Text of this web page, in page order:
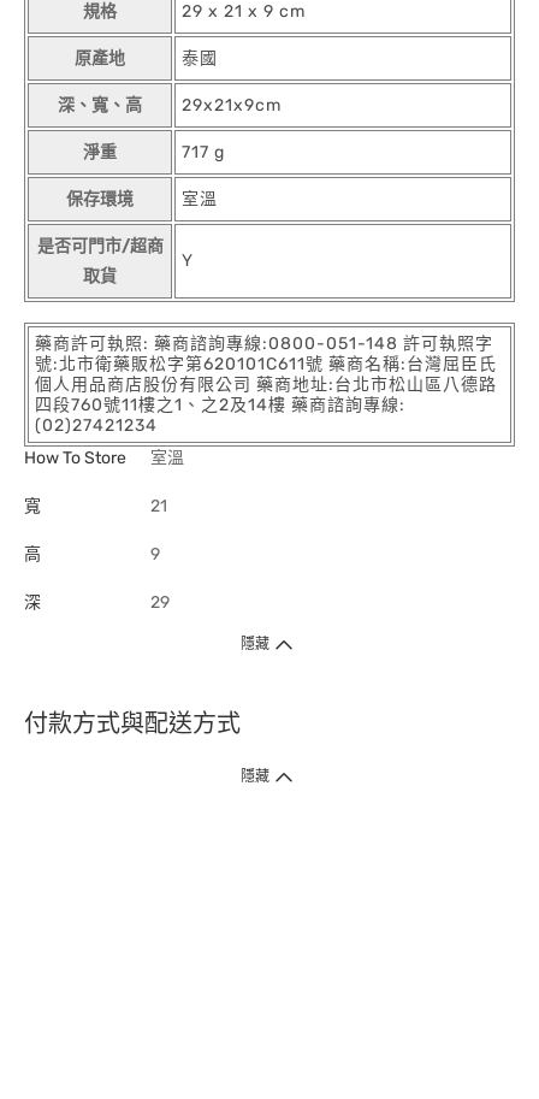
規格 29 x 21 x 9 cm
原產地 泰國
深、寬、高 29x21x9cm
淨重 717 g
保存環境 室溫
是否可門市/超商
取貨
Y
藥商許可執照: 藥商諮詢專線:0800-051-148 許可執照字
號:北市衛藥販松字第620101C611號 藥商名稱:台灣屈臣氏
個人用品商店股份有限公司 藥商地址:台北市松山區八德路
四段760號11樓之1、之2及14樓 藥商諮詢專線:
(02)27421234
How To Store
室溫
寬 21
高 9
深 29
隱藏
付款方式與配送方式
隱藏